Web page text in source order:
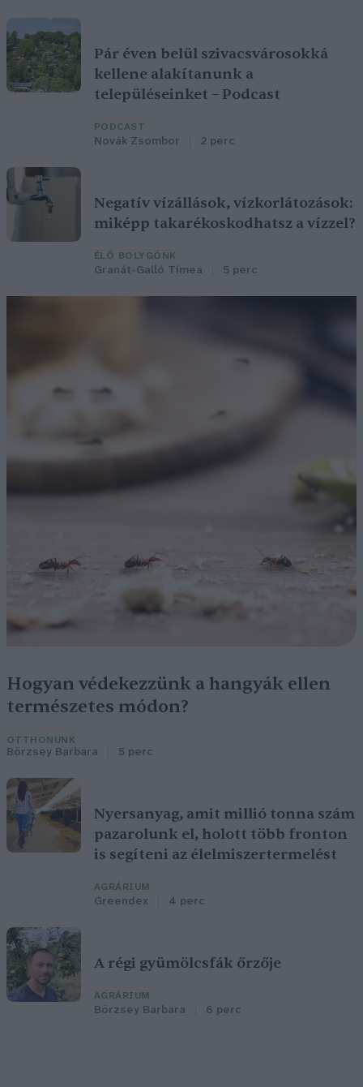
Pár éven belül szivacsvárosokká
kellene alakítanunk a
településeinket – Podcast
PODCAST
Novák Zsombor 2 perc
Negatív vízállások, vízkorlátozások:
miképp takarékoskodhatsz a vízzel?
ÉLŐ BOLYGÓNK
Granát-Galló Tímea 5 perc
Hogyan védekezzünk a hangyák ellen
természetes módon?
OTTHONUNK
Börzsey Barbara 5 perc
Nyersanyag, amit millió tonna szám
pazarolunk el, holott több fronton
is segíteni az élelmiszertermelést
AGRÁRIUM
Greendex 4 perc
A régi gyümölcsfák őrzője
AGRÁRIUM
Börzsey Barbara 6 perc